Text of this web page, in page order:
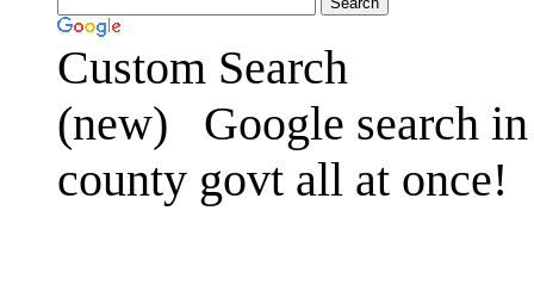
Custom Search
(new)
Google search
county govt all at once!